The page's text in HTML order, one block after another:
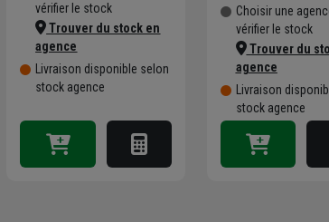
vérifier le stock
Trouver du stock en
agence
Livraison disponible selon
stock agence
Choisir une
vérifier le stock
Trouver du
agence
Livraison
stock agence